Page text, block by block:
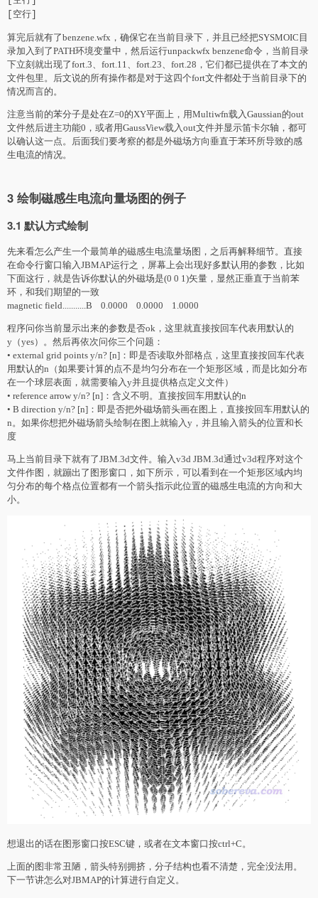
[空行]
算完后就有了benzene.wfx，确保它在当前目录下，并且已经把SYSMOIC目
录加入到了PATH环境变量中，然后运行unpackwfx benzene命令，当前目录
下立刻就出现了fort.3、fort.11、fort.23、fort.28，它们都已提供在了本文的
文件包里。后文说的所有操作都是对于这四个fort文件都处于当前目录下的
情况而言的。
注意当前的苯分子是处在Z=0的XY平面上，用Multiwfn载入Gaussian的out
文件然后进主功能0，或者用GaussView载入out文件并显示笛卡尔轴，都可
以确认这一点。后面我们要考察的都是外磁场方向垂直于苯环所导致的感
生电流的情况。
3 绘制磁感生电流向量场图的例子
3.1 默认方式绘制
先来看怎么产生一个最简单的磁感生电流量场图，之后再解释细节。直接
在命令行窗口输入JBMAP运行之，屏幕上会出现好多默认用的参数，比如
下面这行，就是告诉你默认的外磁场是(0 0 1)矢量，显然正垂直于当前苯
环，和我们期望的一致
magnetic field...........B 0.0000 0.0000 1.0000
程序问你当前显示出来的参数是否ok，这里就直接按回车代表用默认的
y（yes）。然后再依次问你三个问题：
• external grid points y/n? [n]：即是否读取外部格点，这里直接按回车代表
用默认的n（如果要计算的点不是均匀分布在一个矩形区域，而是比如分布
在一个球层表面，就需要输入y并且提供格点定义文件）
• reference arrow y/n? [n]：含义不明。直接按回车用默认的n
• B direction y/n? [n]：即是否把外磁场箭头画在图上，直接按回车用默认的
n。如果你想把外磁场箭头绘制在图上就输入y，并且输入箭头的位置和长
度
马上当前目录下就有了JBM.3d文件。输入v3d JBM.3d通过v3d程序对这个
文件作图，就蹦出了图形窗口，如下所示，可以看到在一个矩形区域内均
匀分布的每个格点位置都有一个箭头指示此位置的磁感生电流的方向和大
小。
想退出的话在图形窗口按ESC键，或者在文本窗口按ctrl+C。
上面的图非常丑陋，箭头特别拥挤，分子结构也看不清楚，完全没法用。
下一节讲怎么对JBMAP的计算进行自定义。